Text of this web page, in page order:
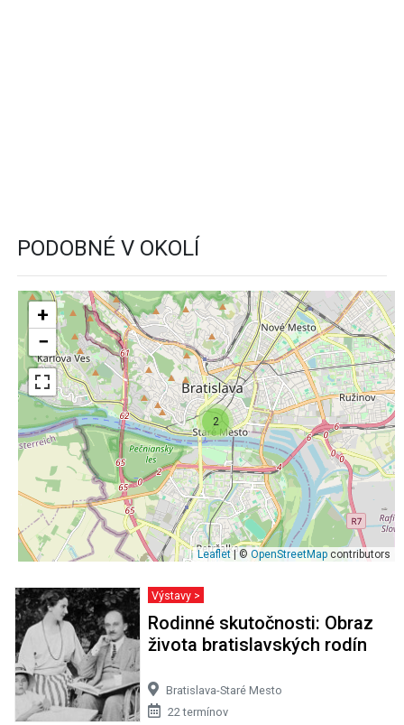
PODOBNÉ V OKOLÍ
2
+
−
Leaflet| © OpenStreetMap contributors
Výstavy >
Rodinné skutočnosti: Obraz
života bratislavských rodín
Bratislava-Staré Mesto
22 termínov